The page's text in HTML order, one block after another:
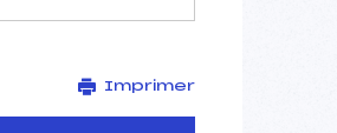
LES BRETTAZ
1510
Imprimer